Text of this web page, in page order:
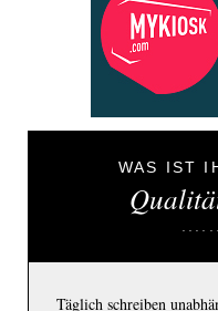
WAS IST
Täglich schreiben